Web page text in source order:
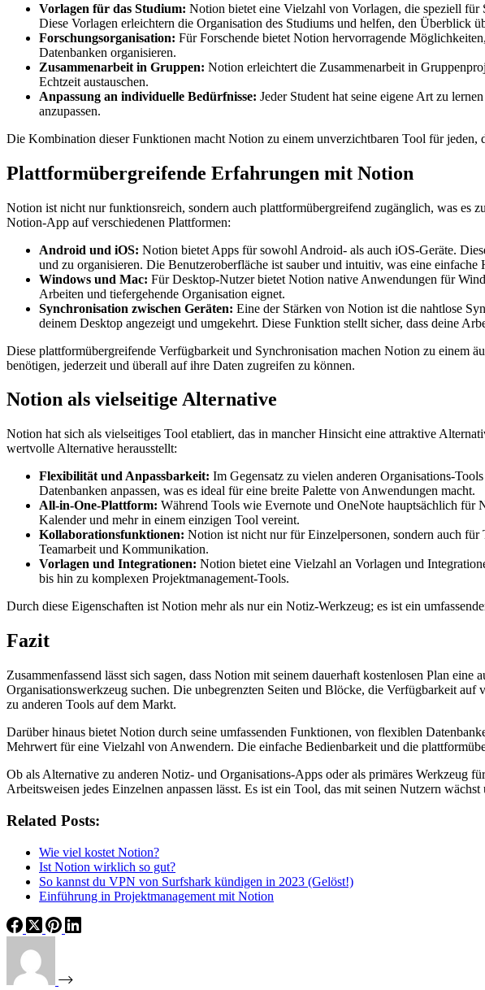
Vorlagen für das Studium: Notion bietet eine Vielzahl von Vorlagen, die speziell
Diese Vorlagen erleichtern die Organisation des Studiums und helfen, den Überblick
Forschungsorganisation: Für Forschende bietet Notion hervorragende
Datenbanken organisieren.
Zusammenarbeit in Gruppen: Notion erleichtert die Zusammenarbeit in
Echtzeit austauschen.
Anpassung an individuelle Bedürfnisse: Jeder Student hat seine eigene Art zu
anzupassen.
Die Kombination dieser Funktionen macht Notion zu einem unverzichtbaren Tool für jeden,
Plattformübergreifende Erfahrungen mit Notion
Notion ist nicht nur funktionsreich, sondern auch plattformübergreifend zugänglich, was es
Notion-App auf verschiedenen Plattformen:
Android und iOS: Notion bietet Apps für sowohl Android- als auch iOS-Geräte.
und zu organisieren. Die Benutzeroberfläche ist sauber und intuitiv, was eine
Windows und Mac: Für Desktop-Nutzer bietet Notion native Anwendungen für
Arbeiten und tiefergehende Organisation eignet.
Synchronisation zwischen Geräten: Eine der Stärken von Notion ist die nahtlose
deinem Desktop angezeigt und umgekehrt. Diese Funktion stellt sicher, dass deine
Diese plattformübergreifende Verfügbarkeit und Synchronisation machen Notion zu einem
benötigen, jederzeit und überall auf ihre Daten zugreifen zu können.
Notion als vielseitige Alternative
Notion hat sich als vielseitiges Tool etabliert, das in mancher Hinsicht eine attraktive
wertvolle Alternative herausstellt:
Flexibilität und Anpassbarkeit: Im Gegensatz zu vielen anderen Organisations-
Datenbanken anpassen, was es ideal für eine breite Palette von Anwendungen macht.
All-in-One-Plattform: Während Tools wie Evernote und OneNote hauptsächlich für
Kalender und mehr in einem einzigen Tool vereint.
Kollaborationsfunktionen: Notion ist nicht nur für Einzelpersonen, sondern auch
Teamarbeit und Kommunikation.
Vorlagen und Integrationen: Notion bietet eine Vielzahl an Vorlagen und
bis hin zu komplexen Projektmanagement-Tools.
Durch diese Eigenschaften ist Notion mehr als nur ein Notiz-Werkzeug; es ist ein
Fazit
Zusammenfassend lässt sich sagen, dass Notion mit seinem dauerhaft kostenlosen Plan
Organisationswerkzeug suchen. Die unbegrenzten Seiten und Blöcke, die Verfügbarkeit
zu anderen Tools auf dem Markt.
Darüber hinaus bietet Notion durch seine umfassenden Funktionen, von flexiblen
Mehrwert für eine Vielzahl von Anwendern. Die einfache Bedienbarkeit und die
Ob als Alternative zu anderen Notiz- und Organisations-Apps oder als primäres Werkzeug
Arbeitsweisen jedes Einzelnen anpassen lässt. Es ist ein Tool, das mit seinen Nutzern
Related Posts:
Wie viel kostet Notion?
Ist Notion wirklich so gut?
So kannst du VPN von Surfshark kündigen in 2023 (Gelöst!)
Einführung in Projektmanagement mit Notion